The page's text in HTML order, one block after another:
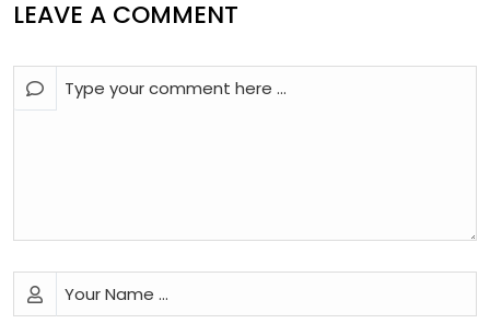
LEAVE A COMMENT